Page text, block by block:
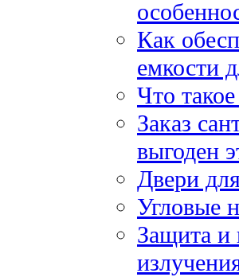
Как
емкости
Что
Заказ
выгоден
Двери
Угловые
Защита и